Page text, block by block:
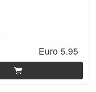
Euro 5.95